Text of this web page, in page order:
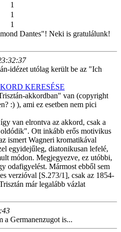
1
1
1
Dantes"! Neki is gratulálunk!
idézet utólag került be az "Ich
KERESÉSE
akkordban" van (copyright
:) ), ami ez esetben nem pici
van elrontva az akkord, csak a
Ott inkább erős motivikus
ismert Wagneri kromatikával
egyidejűleg, diatonikusan lefelé,
módon. Megjegyezve, ez utóbbi,
odafigyelést. Mármost ebből sem
verzióval [S.273/1], csak az 1854-
már legalább vázlat
a Germanenzugot is...